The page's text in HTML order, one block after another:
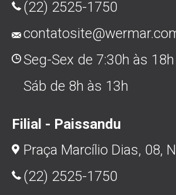
(22) 2525-1750
Seg-Sex de 7:30h às 18h
Sáb de 8h às 13h
Filial - Paissandu
Praça Marcílio Dias, 08,
(22) 2525-1750